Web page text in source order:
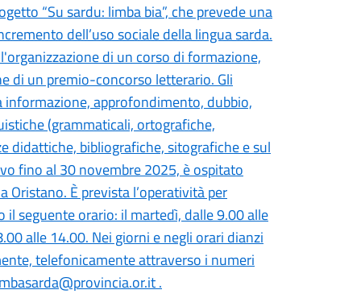
“Su sardu: limba bia”, che prevede una
dell’uso sociale della lingua sarda.
di un corso di formazione,
di un premio-concorso letterario. Gli
approfondimento, dubbio,
(grammaticali, ortografiche,
didattiche, bibliografiche, sitografiche e sul
fino al 30 novembre 2025, è ospitato
Oristano. È prevista l’operatività per
seguente orario: il martedì, dalle 9.00 alle
alle 14.00. Nei giorni e negli orari dianzi
telefonicamente attraverso i numeri
.